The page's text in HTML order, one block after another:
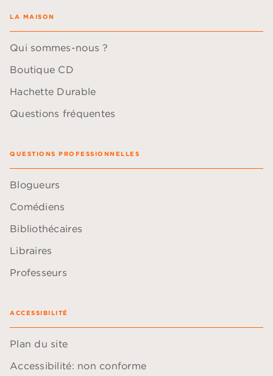
LA MAISON
Qui sommes-nous ?
Boutique CD
Hachette Durable
Questions fréquentes
QUESTIONS PROFESSIONNELLES
Blogueurs
Comédiens
Bibliothécaires
Libraires
Professeurs
ACCESSIBILITÉ
Plan du site
Accessibilité: non conforme